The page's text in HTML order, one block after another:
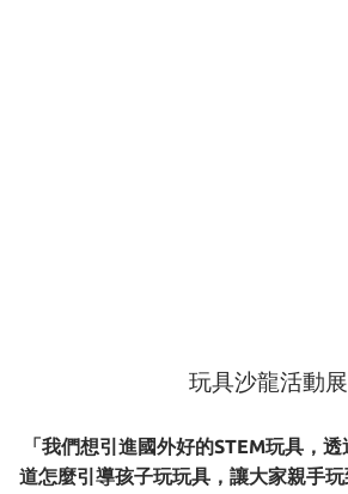
玩具沙龍活動展
「我們想引進國外好的STEM玩具，
道怎麼引導孩子玩玩具，讓大家親手